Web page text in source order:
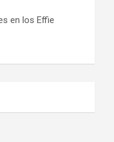
en los Effie